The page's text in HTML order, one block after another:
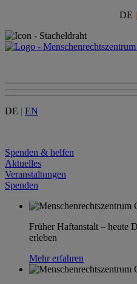
DE |
DE | EN
Spenden & helfen
Aktuelles
Veranstaltungen
Spenden
Früher Haftanstalt – heute
erleben
Mehr erfahren